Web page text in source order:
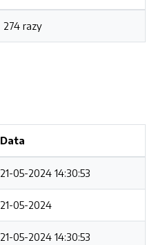
274 razy
Data
21-05-2024 14:30:53
21-05-2024
21-05-2024 14:30:53